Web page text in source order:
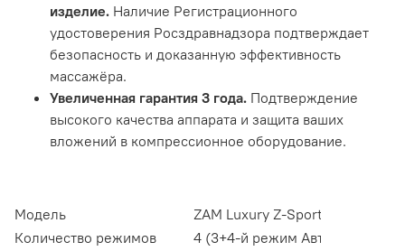
изделие. Наличие Регистрационного
удостоверения Росздравнадзора подтверждает
безопасность и доказанную эффективность
массажёра.
Увеличенная гарантия 3 года. Подтверждение
высокого качества аппарата и защита ваших
вложений в компрессионное оборудование.
Модель
ZAM Luxury Z-Sport
Количество режимов
4 (3+4-й режим Авто)